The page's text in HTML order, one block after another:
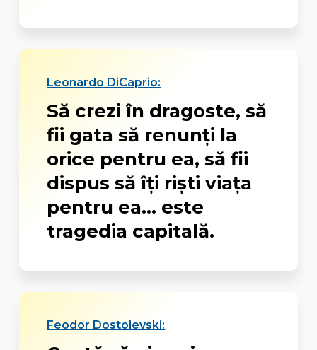
Leonardo DiCaprio:
Să crezi în dragoste, să
fii gata să renunţi la
orice pentru ea, să fii
dispus să îţi rişti viaţa
pentru ea... este
tragedia capitală.
Feodor Dostoievski: